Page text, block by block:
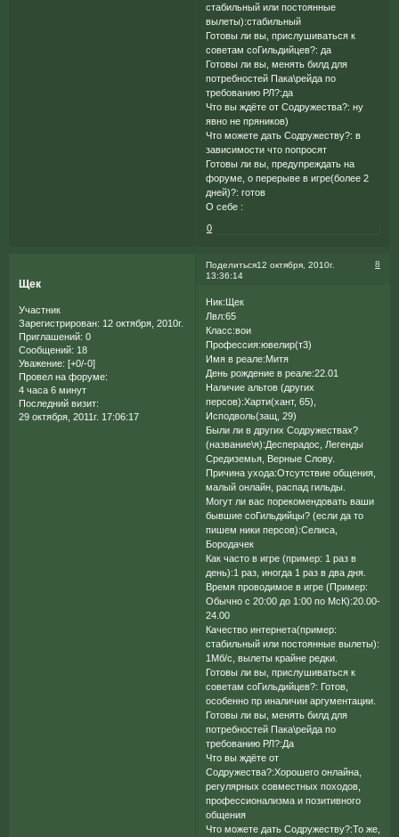
стабильный или постоянные
вылеты):стабильный
Готовы ли вы, прислушиваться к
советам соГильдийцев?: да
Готовы ли вы, менять билд для
потребностей Пака\рейда по
требованию РЛ?:да
Что вы ждёте от Содружества?: ну
явно не пряников)
Что можете дать Содружеству?: в
зависимости что попросят
Готовы ли вы, предупреждать на
форуме, о перерыве в игре(более 2
дней)?: готов
О себе :
0
Поделиться 8
12 октября, 2010г.
13:36:14
Щек
Участник
Зарегистрирован: 12 октября, 2010г.
Приглашений: 0
Сообщений: 18
Уважение: [+0/-0]
Провел на форуме:
4 часа 6 минут
Последний визит:
29 октября, 2011г. 17:06:17
Ник:Щек
Лвл:65
Класс:вои
Профессия:ювелир(т3)
Имя в реале:Митя
День рождение в реале:22.01
Наличие альтов (других
персов):Харти(хант, 65),
Исподволь(защ, 29)
Были ли в других Содружествах?
(название\я):Десперадос, Легенды
Средиземья, Верные Слову.
Причина ухода:Отсутствие общения,
малый онлайн, распад гильды.
Могут ли вас порекомендовать ваши
бывшие соГильдийцы? (если да то
пишем ники персов):Селиса,
Бородачек
Как часто в игре (пример: 1 раз в
день):1 раз, иногда 1 раз в два дня.
Время проводимое в игре (Пример:
Обычно с 20:00 до 1:00 по МсК):20.00-
24.00
Качество интернета(пример:
стабильный или постоянные вылеты):
1Мб/с, вылеты крайне редки.
Готовы ли вы, прислушиваться к
советам соГильдийцев?: Готов,
особенно пр иналичии аргументации.
Готовы ли вы, менять билд для
потребностей Пака\рейда по
требованию РЛ?:Да
Что вы ждёте от
Содружества?:Хорошего онлайна,
регулярных совместных походов,
профессионализма и позитивного
общения
Что можете дать Содружеству?:То же,